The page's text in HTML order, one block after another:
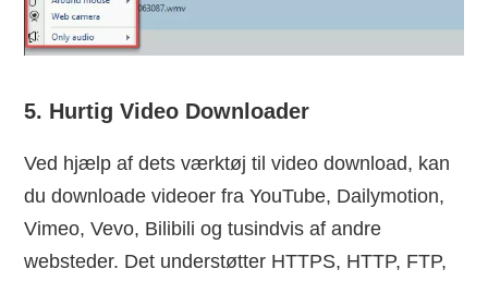
5. Hurtig Video Downloader
Ved hjælp af dets værktøj til video download, kan
du downloade videoer fra YouTube, Dailymotion,
Vimeo, Vevo, Bilibili og tusindvis af andre
websteder. Det understøtter HTTPS, HTTP, FTP,